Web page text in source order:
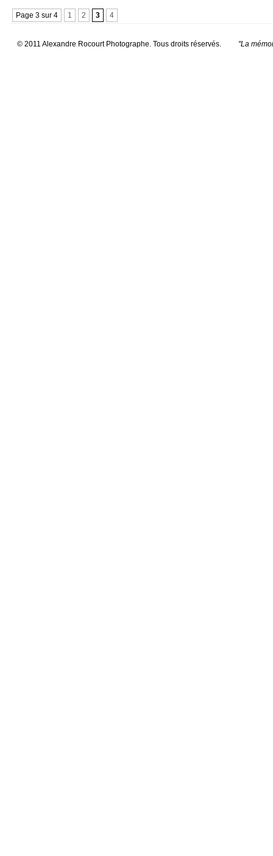
Page 3 sur 4 1 2 3 4
© 2011 Alexandre Rocourt Photographe. Tous droits réservés. "La